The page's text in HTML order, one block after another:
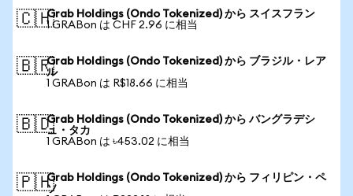
🇨🇭Grab Holdings (Ondo Tokenized) から スイスフラン
1 GRABon は CHF 2.96 に相当
🇧🇷Grab Holdings (Ondo Tokenized) から ブラジル・レア
ル
1 GRABon は R$18.66 に相当
🇧🇩Grab Holdings (Ondo Tokenized) から バングラデシ
ュ・タカ
1 GRABon は ৳453.02 に相当
🇵🇭Grab Holdings (Ondo Tokenized) から フィリピン・ペ
ソ